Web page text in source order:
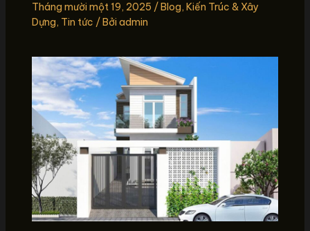
Tháng mười một 19, 2025 /Blog, Kiến Trúc & Xây
Dựng, Tin tức / Bởi admin